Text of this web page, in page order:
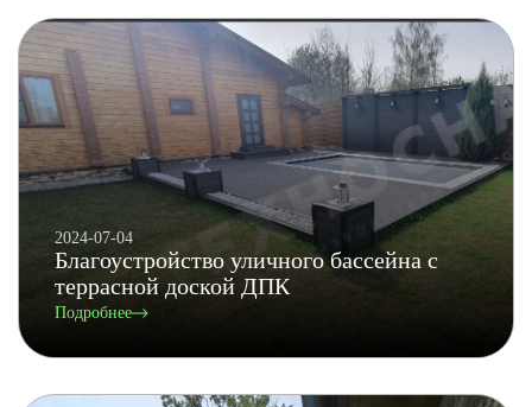
2024-07-04
Благоустройство уличного бассейна с
террасной доской ДПК
Подробнее